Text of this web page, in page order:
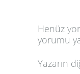
Henüz
yorumu
Yazarın